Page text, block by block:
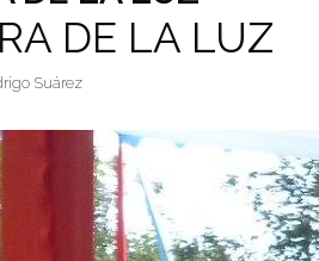
DE LA LUZ
Suárez